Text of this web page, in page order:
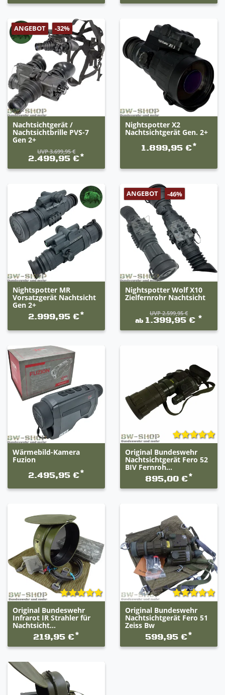
ANGEBOT -32%
Nachtsichtgerät /
Nachtsichtbrille PVS-7
Gen 2+
UVP 3.699,95 €
2.499,95 €*
Nightspotter X2
Nachtsichtgerät Gen. 2+
1.899,95 €*
Nightspotter MR
Vorsatzgerät Nachtsicht
Gen 2+
2.999,95 €*
ANGEBOT -46%
Nightspotter Wolf X10
Zielfernrohr Nachtsicht
UVP 2.599,95 €
ab 1.399,95 € *
Wärmebild-Kamera
Fuzion
2.495,95 €*
Original Bundeswehr
Nachtsichtgerät Fero 52
BIV Fernroh...
895,00 €*
Original Bundeswehr
Infrarot IR Strahler für
Nachtsicht...
219,95 €*
Original Bundeswehr
Nachtsichtgerät Fero 51
Zeiss Bw
599,95 €*